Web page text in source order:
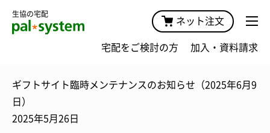
生協の宅配
ネット注文
宅配をご検討の方 加入・資料請求
ギフトサイト臨時メンテナンスのお知らせ（2025年6月9
日）
2025年5月26日